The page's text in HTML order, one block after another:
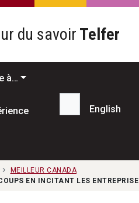
du savoir Telfer
à…
Recherche...
English
MEILLEUR CANADA
EN INCITANT LES